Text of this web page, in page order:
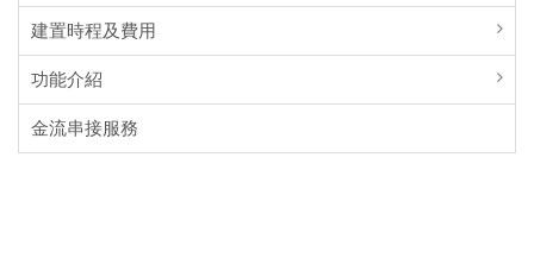
建置時程及費用
功能介紹
金流串接服務